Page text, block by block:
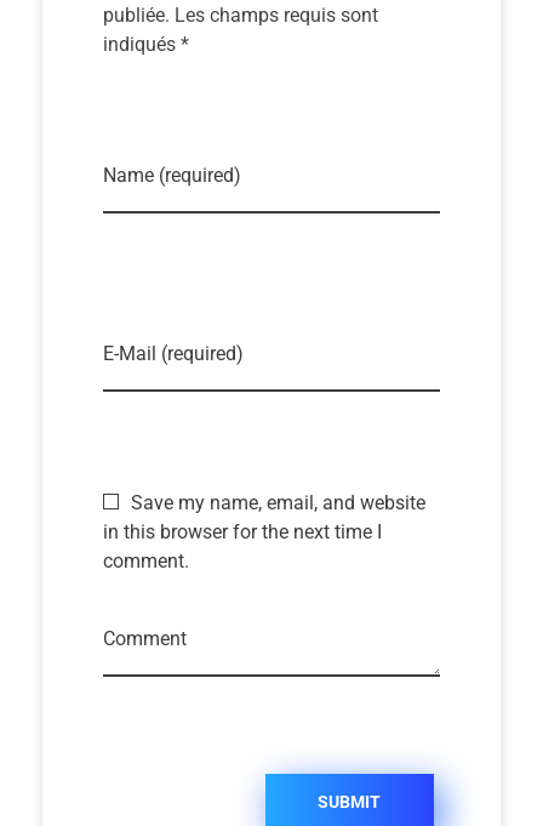
publiée. Les champs requis sont
indiqués *
Name (required)
E-Mail (required)
Save my name, email, and website
in this browser for the next time I
comment.
Comment